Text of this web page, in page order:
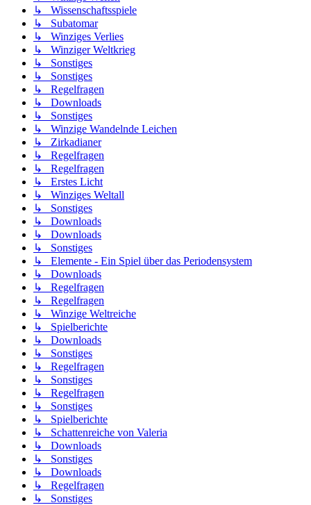
↳ Wissenschaftsspiele
↳ Subatomar
↳ Winziges Verlies
↳ Winziger Weltkrieg
↳ Sonstiges
↳ Sonstiges
↳ Regelfragen
↳ Downloads
↳ Sonstiges
↳ Winzige Wandelnde Leichen
↳ Zirkadianer
↳ Regelfragen
↳ Regelfragen
↳ Erstes Licht
↳ Winziges Weltall
↳ Sonstiges
↳ Downloads
↳ Downloads
↳ Sonstiges
↳ Elemente - Ein Spiel über das Periodensystem
↳ Downloads
↳ Regelfragen
↳ Regelfragen
↳ Winzige Weltreiche
↳ Spielberichte
↳ Downloads
↳ Sonstiges
↳ Regelfragen
↳ Sonstiges
↳ Regelfragen
↳ Sonstiges
↳ Spielberichte
↳ Schattenreiche von Valeria
↳ Downloads
↳ Sonstiges
↳ Downloads
↳ Regelfragen
↳ Sonstiges